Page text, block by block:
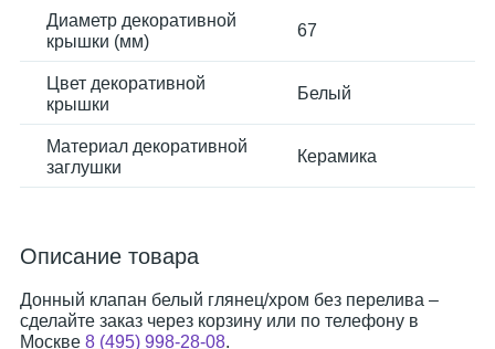
Диаметр декоративной
крышки (мм)
67
Цвет декоративной
крышки
Белый
Материал декоративной
заглушки
Керамика
Описание товара
Донный клапан белый глянец/хром без перелива –
сделайте заказ через корзину или по телефону в
Москве 8 (495) 998-28-08.